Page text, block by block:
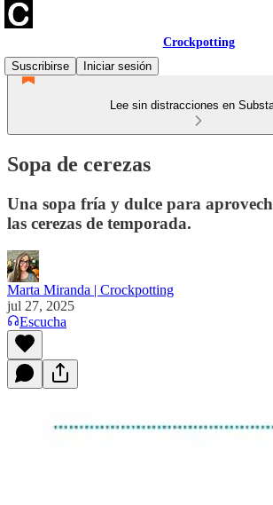
Crockpotting
Suscribirse
Iniciar sesión
Lee sin distracciones en
Sopa de cerezas
Una sopa fría y dulce para
las cerezas de temporada.
Marta Miranda | Crockpotting
jul 27, 2025
Escucha